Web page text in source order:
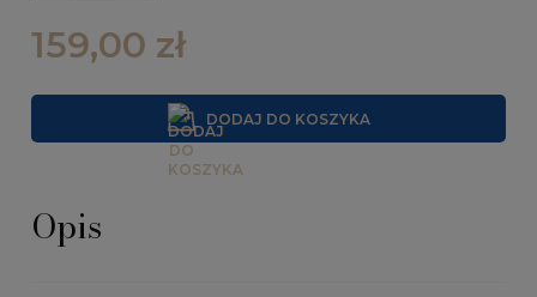
DODAJ DO KOSZYKA
159,00 zł
Opis